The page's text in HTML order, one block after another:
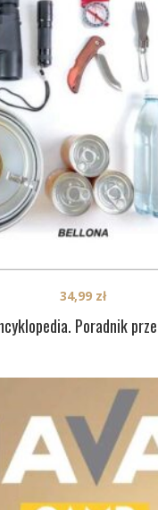
Poradnik
34,99 zł